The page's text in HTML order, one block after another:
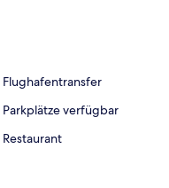
Flughafentransfer
Parkplätze verfügbar
Restaurant